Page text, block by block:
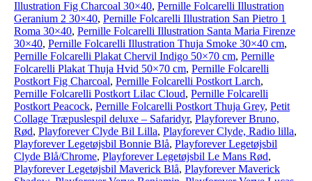
Illustration Fig Charcoal 30×40, Pernille Folcarelli Illustration
Geranium 2 30×40, Pernille Folcarelli Illustration San Pietro 1
Roma 30×40, Pernille Folcarelli Illustration Santa Maria Firenze
30×40, Pernille Folcarelli Illustration Thuja Smoke 30×40 cm,
Pernille Folcarelli Plakat Chervil Indigo 50×70 cm, Pernille
Folcarelli Plakat Thuja Hvid 50×70 cm, Pernille Folcarelli
Postkort Fig Charcoal, Pernille Folcarelli Postkort Larch,
Pernille Folcarelli Postkort Lilac Cloud, Pernille Folcarelli
Postkort Peacock, Pernille Folcarelli Postkort Thuja Grey, Petit
Collage Træpuslespil deluxe – Safaridyr, Playforever Bruno,
Rød, Playforever Clyde Bil Lilla, Playforever Clyde, Radio lilla,
Playforever Legetøjsbil Bonnie Blå, Playforever Legetøjsbil
Clyde Blå/Chrome, Playforever Legetøjsbil Le Mans Rød,
Playforever Legetøjsbil Maverick Blå, Playforever Maverick